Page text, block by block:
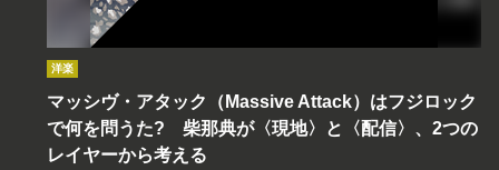
洋楽
マッシヴ・アタック（Massive Attack）はフジロック
で何を問うた? 柴那典が〈現地〉と〈配信〉、2つの
レイヤーから考える